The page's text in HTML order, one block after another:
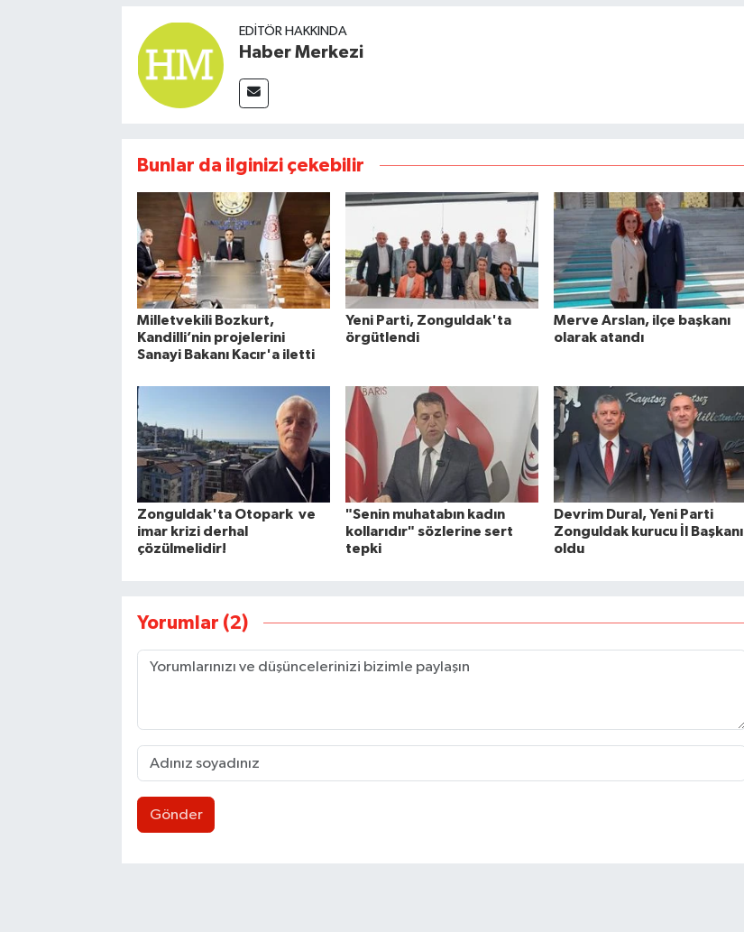
EDITÖR HAKKINDA
Haber Merkezi
Bunlar da ilginizi çekebilir
Milletvekili Bozkurt,
Kandilli’nin projelerini
Sanayi Bakanı Kacır'a iletti
Yeni Parti, Zonguldak'ta
örgütlendi
Merve Arslan, ilçe başkanı
olarak atandı
Zonguldak'ta Otopark ve
imar krizi derhal
çözülmelidir!
"Senin muhatabın kadın
kollarıdır" sözlerine sert
tepki
Devrim Dural, Yeni Parti
Zonguldak kurucu İl Başkanı
oldu
Yorumlar (2)
Gönder